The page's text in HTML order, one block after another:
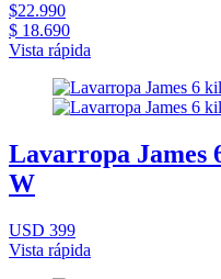
$22.990
$ 18.690
Vista rápida
Lavarropa James
W
USD 399
Vista rápida